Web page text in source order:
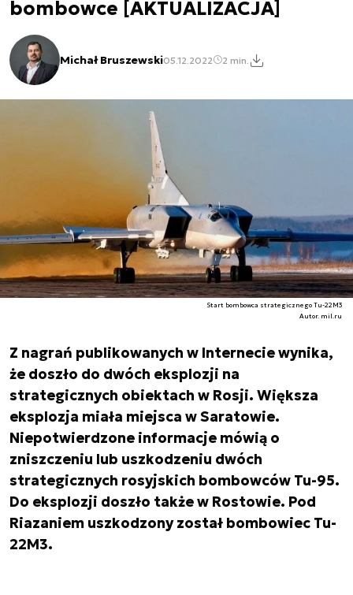
bombowce [AKTUALIZACJA]
Michał Bruszewski05.12.2022 2 min.
Start bombowca strategicznego Tu-22M3
Autor. mil.ru
Z nagrań publikowanych w Internecie wynika,
że doszło do dwóch eksplozji na
strategicznych obiektach w Rosji. Większa
eksplozja miała miejsca w Saratowie.
Niepotwierdzone informacje mówią o
zniszczeniu lub uszkodzeniu dwóch
strategicznych rosyjskich bombowców Tu-95.
Do eksplozji doszło także w Rostowie. Pod
Riazaniem uszkodzony został bombowiec Tu-
22M3.